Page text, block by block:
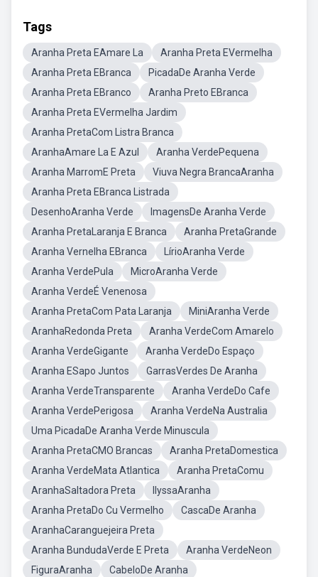
Tags
Aranha Preta EAmare La
Aranha Preta EVermelha
Aranha Preta EBranca
PicadaDe Aranha Verde
Aranha Preta EBranco
Aranha Preto EBranca
Aranha Preta EVermelha Jardim
Aranha PretaCom Listra Branca
AranhaAmare La E Azul
Aranha VerdePequena
Aranha MarromE Preta
Viuva Negra BrancaAranha
Aranha Preta EBranca Listrada
DesenhoAranha Verde
ImagensDe Aranha Verde
Aranha PretaLaranja E Branca
Aranha PretaGrande
Aranha Vernelha EBranca
LírioAranha Verde
Aranha VerdePula
MicroAranha Verde
Aranha VerdeÉ Venenosa
Aranha PretaCom Pata Laranja
MiniAranha Verde
AranhaRedonda Preta
Aranha VerdeCom Amarelo
Aranha VerdeGigante
Aranha VerdeDo Espaço
Aranha ESapo Juntos
GarrasVerdes De Aranha
Aranha VerdeTransparente
Aranha VerdeDo Cafe
Aranha VerdePerigosa
Aranha VerdeNa Australia
Uma PicadaDe Aranha Verde Minuscula
Aranha PretaCMO Brancas
Aranha PretaDomestica
Aranha VerdeMata Atlantica
Aranha PretaComu
AranhaSaltadora Preta
IlyssaAranha
Aranha PretaDo Cu Vermelho
CascaDe Aranha
AranhaCaranguejeira Preta
Aranha BundudaVerde E Preta
Aranha VerdeNeon
FiguraAranha
CabeloDe Aranha